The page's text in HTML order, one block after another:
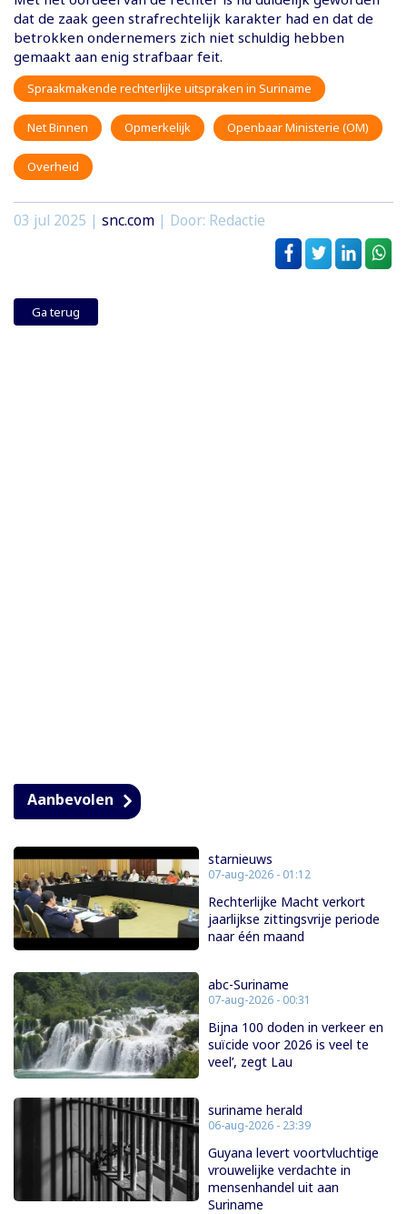
dat de zaak geen strafrechtelijk karakter had en dat de
betrokken ondernemers zich niet schuldig hebben
gemaakt aan enig strafbaar feit.
Spraakmakende rechterlijke uitspraken in Suriname
Net Binnen Opmerkelijk Openbaar Ministerie (OM)
Overheid
03 jul 2025 | snc.com | Door: Redactie
Ga terug
Aanbevolen
starnieuws
07-aug-2026 - 01:12
Rechterlijke Macht verkort
jaarlijkse zittingsvrije periode
naar één maand
abc-Suriname
07-aug-2026 - 00:31
Bijna 100 doden in verkeer en
suïcide voor 2026 is veel te
veel’, zegt Lau
suriname herald
06-aug-2026 - 23:39
Guyana levert voortvluchtige
vrouwelijke verdachte in
mensenhandel uit aan
Suriname